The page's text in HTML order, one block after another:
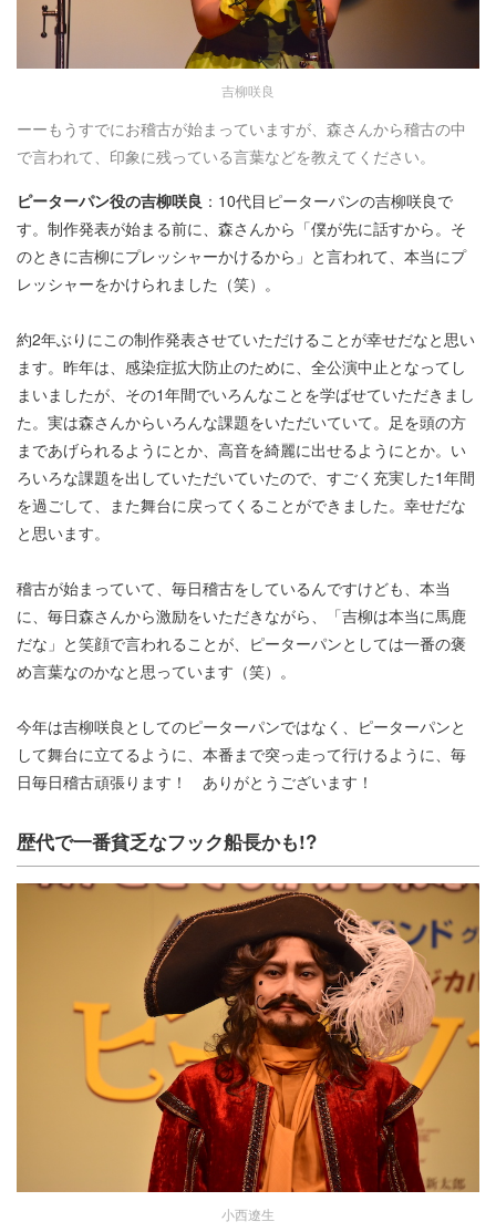
吉柳咲良
ーーもうすでにお稽古が始まっていますが、森さんから稽古の中
で言われて、印象に残っている言葉などを教えてください。
ピーターパン役の吉柳咲良 ：10代目ピーターパンの吉柳咲良で
す。制作発表が始まる前に、森さんから「僕が先に話すから。そ
のときに吉柳にプレッシャーかけるから」と言われて、本当にプ
レッシャーをかけられました（笑）。
約2年ぶりにこの制作発表させていただけることが幸せだなと思い
ます。昨年は、感染症拡大防止のために、全公演中止となってし
まいましたが、その1年間でいろんなことを学ばせていただきまし
た。実は森さんからいろんな課題をいただいていて。足を頭の方
まであげられるようにとか、高音を綺麗に出せるようにとか。い
ろいろな課題を出していただいていたので、すごく充実した1年間
を過ごして、また舞台に戻ってくることができました。幸せだな
と思います。
稽古が始まっていて、毎日稽古をしているんですけども、本当
に、毎日森さんから激励をいただきながら、「吉柳は本当に馬鹿
だな」と笑顔で言われることが、ピーターパンとしては一番の褒
め言葉なのかなと思っています（笑）。
今年は吉柳咲良としてのピーターパンではなく、ピーターパンと
して舞台に立てるように、本番まで突っ走って行けるように、毎
日毎日稽古頑張ります！ ありがとうございます！
歴代で一番貧乏なフック船長かも!?
小西遼生